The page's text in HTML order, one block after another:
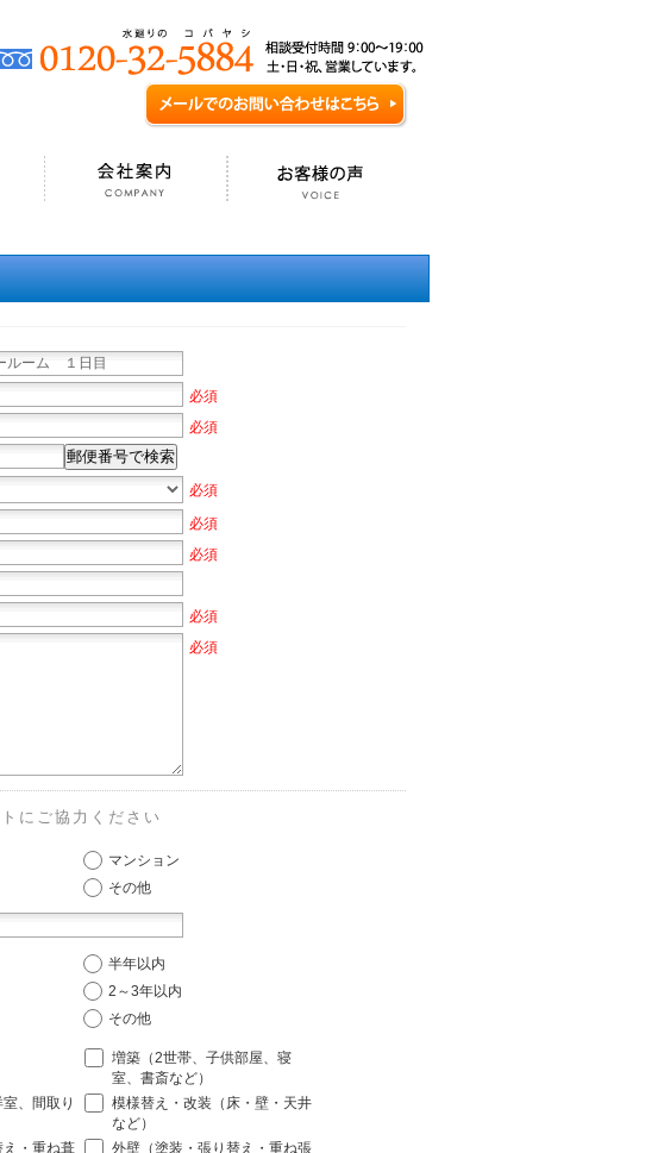
必須
必須
郵便番号で検索
必須
必須
必須
必須
必須
にご協力ください
マンション
その他
半年以内
2～3年以内
その他
増築（2世帯、子供部屋、寝
室、書斎など）
、間取り
模様替え・改装（床・壁・天井
など）
え・重ね葺
外壁（塗装・張り替え・重ね張